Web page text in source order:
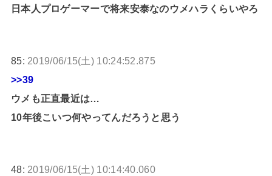
日本人プロゲーマーで将来安泰なのウメハラくらいやろ
85: 2019/06/15(土) 10:24:52.875
>>39
ウメも正直最近は…
10年後こいつ何やってんだろうと思う
48: 2019/06/15(土) 10:14:40.060